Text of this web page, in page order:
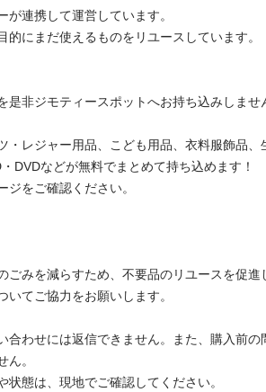
が連携して運営しています。
的にまだ使えるものをリユースしています。
是非ジモティースポットへお持ち込みしませ
・レジャー用品、こども用品、衣料服飾品、
DVDなどが無料でまとめて持ち込めます！
をご確認ください。
ごみを減らすため、不要品のリユースを促進
いてご協力をお願いします。
合わせには返信できません。また、購入前の
ん。
状態は、現地でご確認してください。